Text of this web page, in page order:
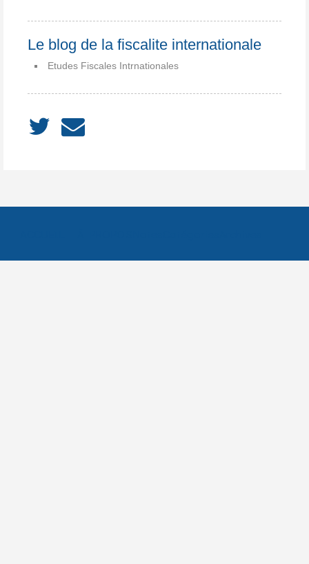
Le blog de la fiscalite internationale
Etudes Fiscales Intrnationales